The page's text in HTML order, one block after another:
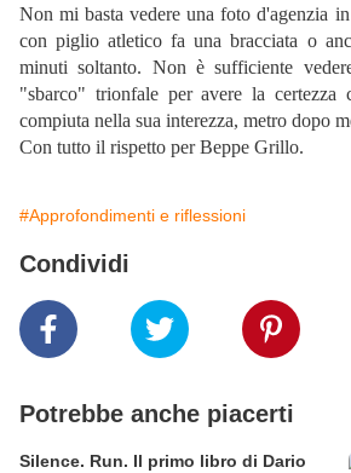
Non mi basta vedere una foto d'agenzia
con piglio atletico fa una bracciata o
minuti soltanto. Non è sufficiente
"sbarco" trionfale per avere la certezza
compiuta nella sua interezza, metro dopo
Con tutto il rispetto per Beppe Grillo.
#Approfondimenti e riflessioni
Condividi
Potrebbe anche piacerti
Silence. Run. Il primo libro di Dario